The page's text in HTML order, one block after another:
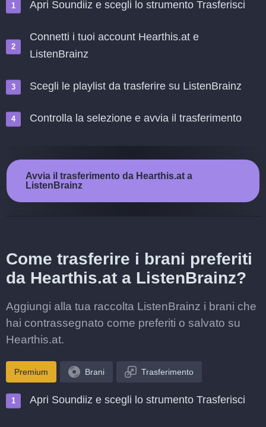
Apri Soundiiz e scegli lo strumento Trasferisci
Connetti i tuoi account Hearthis.at e
ListenBrainz
Scegli le playlist da trasferire su ListenBrainz
Controlla la selezione e avvia il trasferimento
Avvia il trasferimento da Hearthis.at a
ListenBrainz
Come trasferire i brani preferiti
da Hearthis.at a ListenBrainz?
Aggiungi alla tua raccolta ListenBrainz i brani che
hai contrassegnato come preferiti o salvato su
Hearthis.at.
Premium Brani Trasferimento
Apri Soundiiz e scegli lo strumento Trasferisci